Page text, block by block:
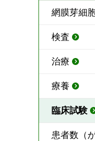
網膜芽細
検査
治療
療養
臨床試験
患者数（